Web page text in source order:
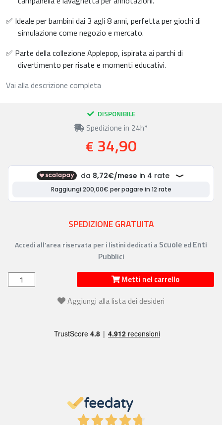
✅ Ideale per bambini dai 3 agli 8 anni, perfetta per giochi di
simulazione come negozio e mercato.
✅ Parte della collezione Applepop, ispirata ai parchi di
divertimento per risate e momenti educativi.
Vai alla descrizione completa
DISPONIBILE
Spedizione in 24h*
€ 34,90
SPEDIZIONE GRATUITA
Accedi all’area riservata per i listini dedicati a Scuoleed Enti
Pubblici
Metti nel carrello
Aggiungi alla lista dei desideri